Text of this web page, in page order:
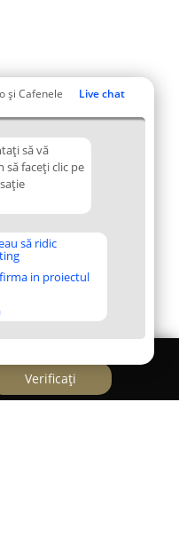
și Cafenele Live chat
să vă
să faceți clic pe
să ridic
in proiectul
Verificați